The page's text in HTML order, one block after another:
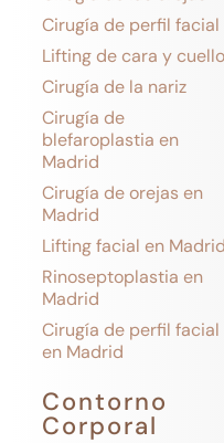
Cirugía de perfil facial
Lifting de cara y cuello
Cirugía de la nariz
Cirugía de
blefaroplastia en
Madrid
Cirugía de orejas en
Madrid
Lifting facial en Madrid
Rinoseptoplastia en
Madrid
Cirugía de perfil facial
en Madrid
Contorno
Corporal